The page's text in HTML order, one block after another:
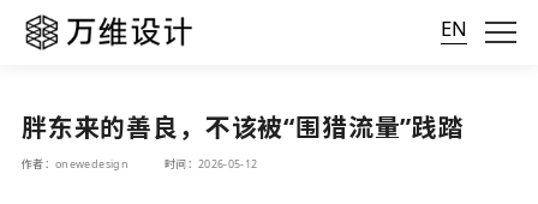
EN
胖东来的善良，不该被“围猎流量”践踏
作者：onewedesign 时间：2026-05-12